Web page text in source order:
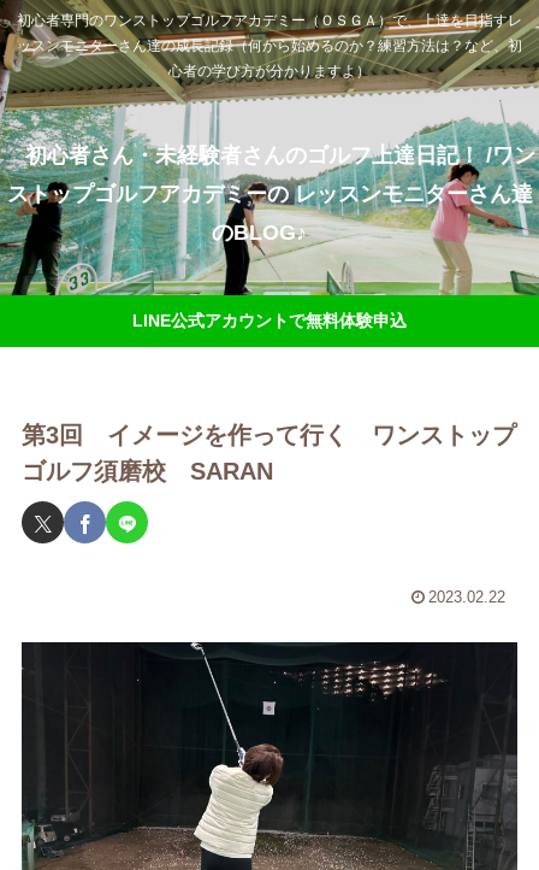
初心者専門のワンストップゴルフアカデミー（ＯＳＧＡ）で、上達を目指すレ
ッスンモニターさん達の成長記録（何から始めるのか？練習方法は？など、初
心者の学び方が分かりますよ）
初心者さん・未経験者さんのゴルフ上達日記！ /ワン
ストップゴルフアカデミーの レッスンモニターさん達
のBLOG♪
LINE公式アカウントで無料体験申込
第3回 イメージを作って行く ワンストップ
ゴルフ須磨校 SARAN
2023.02.22